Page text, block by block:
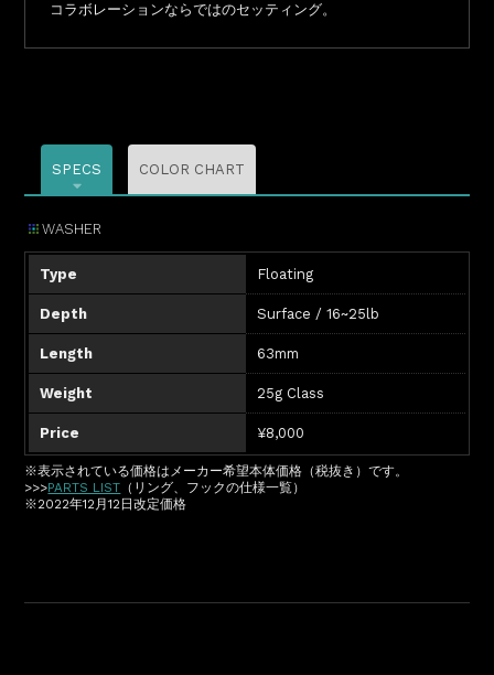
コラボレーションならではのセッティング。
SPECS COLOR CHART
WASHER
Type Floating
Depth Surface / 16~25lb
Length 63mm
Weight 25g Class
Price ¥8,000
※表示されている価格はメーカー希望本体価格（税抜き）です。
>>>PARTS LIST （リング、フックの仕様一覧）
※2022年12月12日改定価格